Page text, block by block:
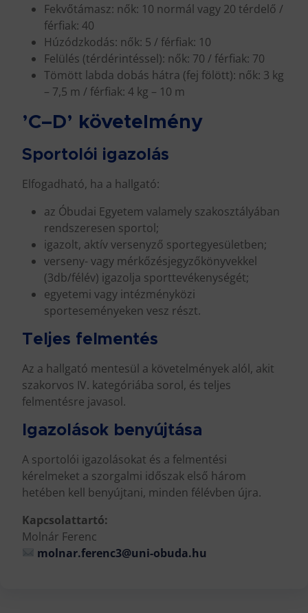
Fekvőtámasz: nők: 10 normál vagy 20 térdelő /
férfiak: 40
Húzódzkodás: nők: 5 / férfiak: 10
Felülés (térdérintéssel): nők: 70 / férfiak: 70
Tömött labda dobás hátra (fej fölött): nők: 3 kg
– 7,5 m / férfiak: 4 kg – 10 m
’C–D’ követelmény
Sportolói igazolás
Elfogadható, ha a hallgató:
az Óbudai Egyetem valamely szakosztályában
rendszeresen sportol;
igazolt, aktív versenyző sportegyesületben;
verseny- vagy mérkőzésjegyzőkönyvekkel
(3db/félév) igazolja sporttevékenységét;
egyetemi vagy intézményközi
sporteseményeken vesz részt.
Teljes felmentés
Az a hallgató mentesül a követelmények alól, akit
szakorvos IV. kategóriába sorol, és teljes
felmentésre javasol.
Igazolások benyújtása
A sportolói igazolásokat és a felmentési
kérelmeket a szorgalmi időszak első három
hetében kell benyújtani, minden félévben újra.
Kapcsolattartó:
Molnár Ferenc
molnar.ferenc3@uni-obuda.hu